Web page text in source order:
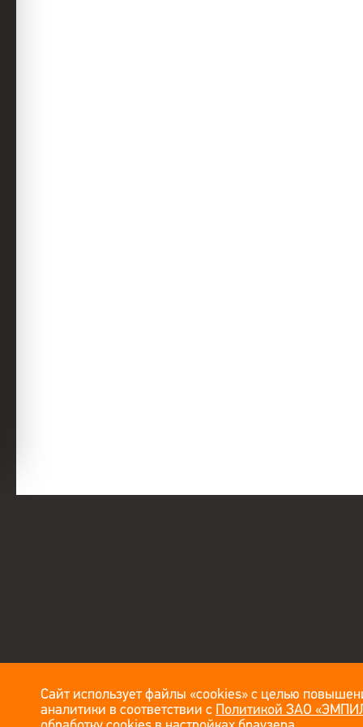
Сайт использует файлы «cookies» с целью
аналитики в соответствии с Политикой ЗАО